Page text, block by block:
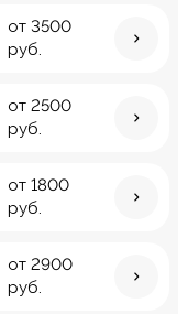
от 3500
руб.
от 2500
руб.
от 1800
руб.
от 2900
руб.